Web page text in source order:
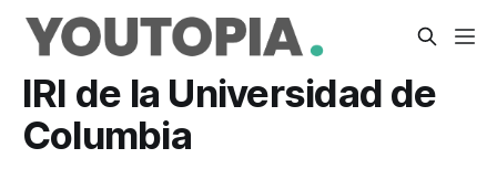
IRI de la Universidad de
Columbia